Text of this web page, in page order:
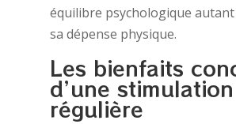
équilibre psychologique autant
sa dépense physique.
Les bienfaits
d’une stimulation
régulière